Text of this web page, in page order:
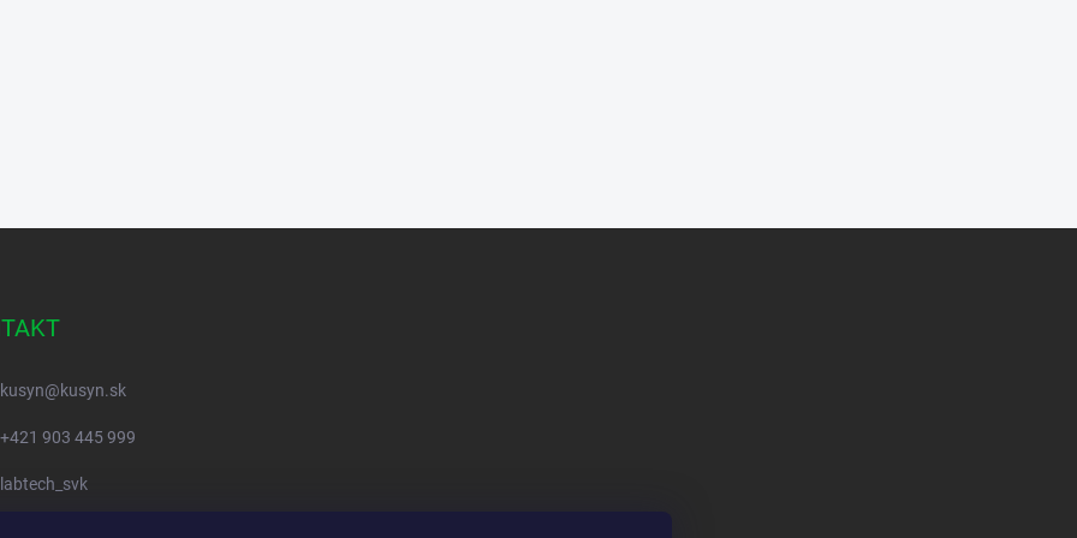
kusyn@kusyn.sk
+421 903 445 999
labtech_svk